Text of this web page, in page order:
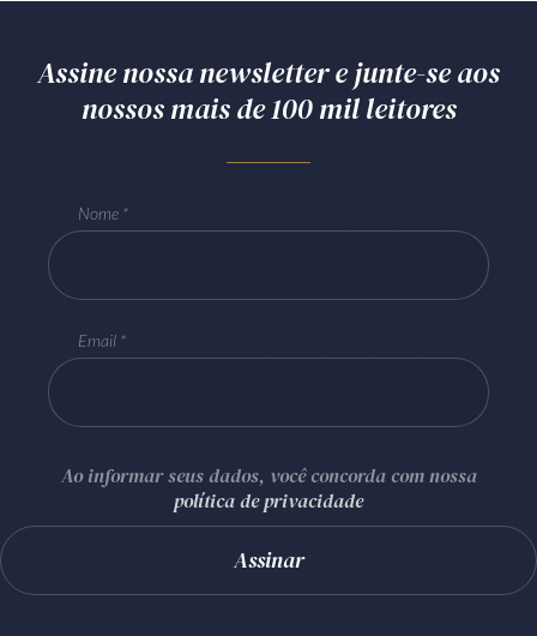
Assine nossa newsletter e junte-se aos
nossos mais de 100 mil leitores
Nome
Email
Ao informar seus dados, você concorda com nossa
política de privacidade